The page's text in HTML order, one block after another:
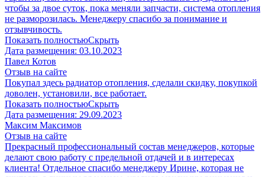
чтобы за двое суток, пока меняли запчасти, система отопления
не разморозилась. Менеджеру спасибо за понимание и
отзывчивость.
Показать полностьюСкрыть
Дата размещения: 03.10.2023
Павел Котов
Отзыв на сайте
Покупал здесь радиатор отопления, сделали скидку, покупкой
доволен, установили, все работает.
Показать полностьюСкрыть
Дата размещения: 29.09.2023
Максим Максимов
Отзыв на сайте
Прекрасный профессиональный состав менеджеров, которые
делают свою работу с предельной отдачей и в интересах
клиента! Отдельное спасибо менеджеру Ирине, которая не